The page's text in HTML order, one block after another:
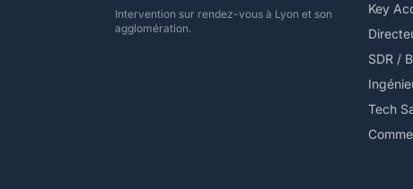
Intervention sur rendez-vous à Lyon et son
agglomération.
Key
SDR /
Tech